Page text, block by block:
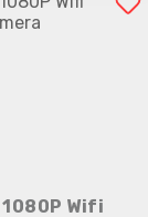
1080P Wifi